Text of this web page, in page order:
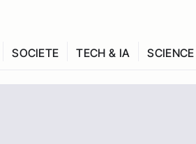
SOCIETE TECH & IA SCIENCE